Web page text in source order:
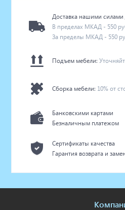
Доставка нашими силами
В пределах МКАД - 550
За пределы МКАД - 550
Подъем мебели:
Сборка мебели: 10% от
Банковскими картами
Безналичным платежом
Сертификаты качества
Гарантия возврата и